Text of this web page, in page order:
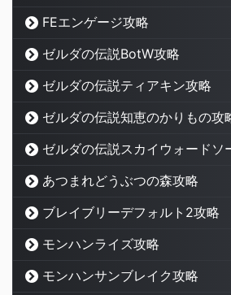
FEエンゲージ攻略
ゼルダの伝説BotW攻略
ゼルダの伝説ティアキン攻略
ゼルダの伝説知恵のかりもの攻
ゼルダの伝説スカイウォードソ
あつまれどうぶつの森攻略
ブレイブリーデフォルト2攻略
モンハンライズ攻略
モンハンサンブレイク攻略